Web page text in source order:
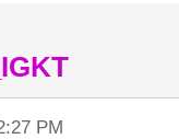
PM